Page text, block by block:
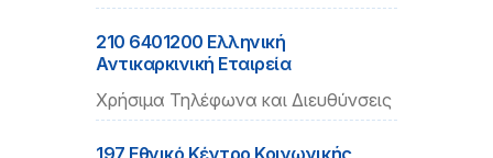
210 6401200 Ελληνική
Αντικαρκινική Εταιρεία
Χρήσιμα Τηλέφωνα και Διευθύνσεις
197 Εθνικό Κέντρο Κοινωνικής